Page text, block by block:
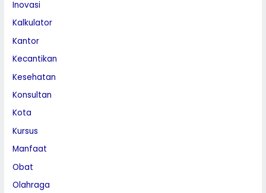
Inovasi
Kalkulator
Kantor
Kecantikan
Kesehatan
Konsultan
Kota
Kursus
Manfaat
Obat
Olahraga